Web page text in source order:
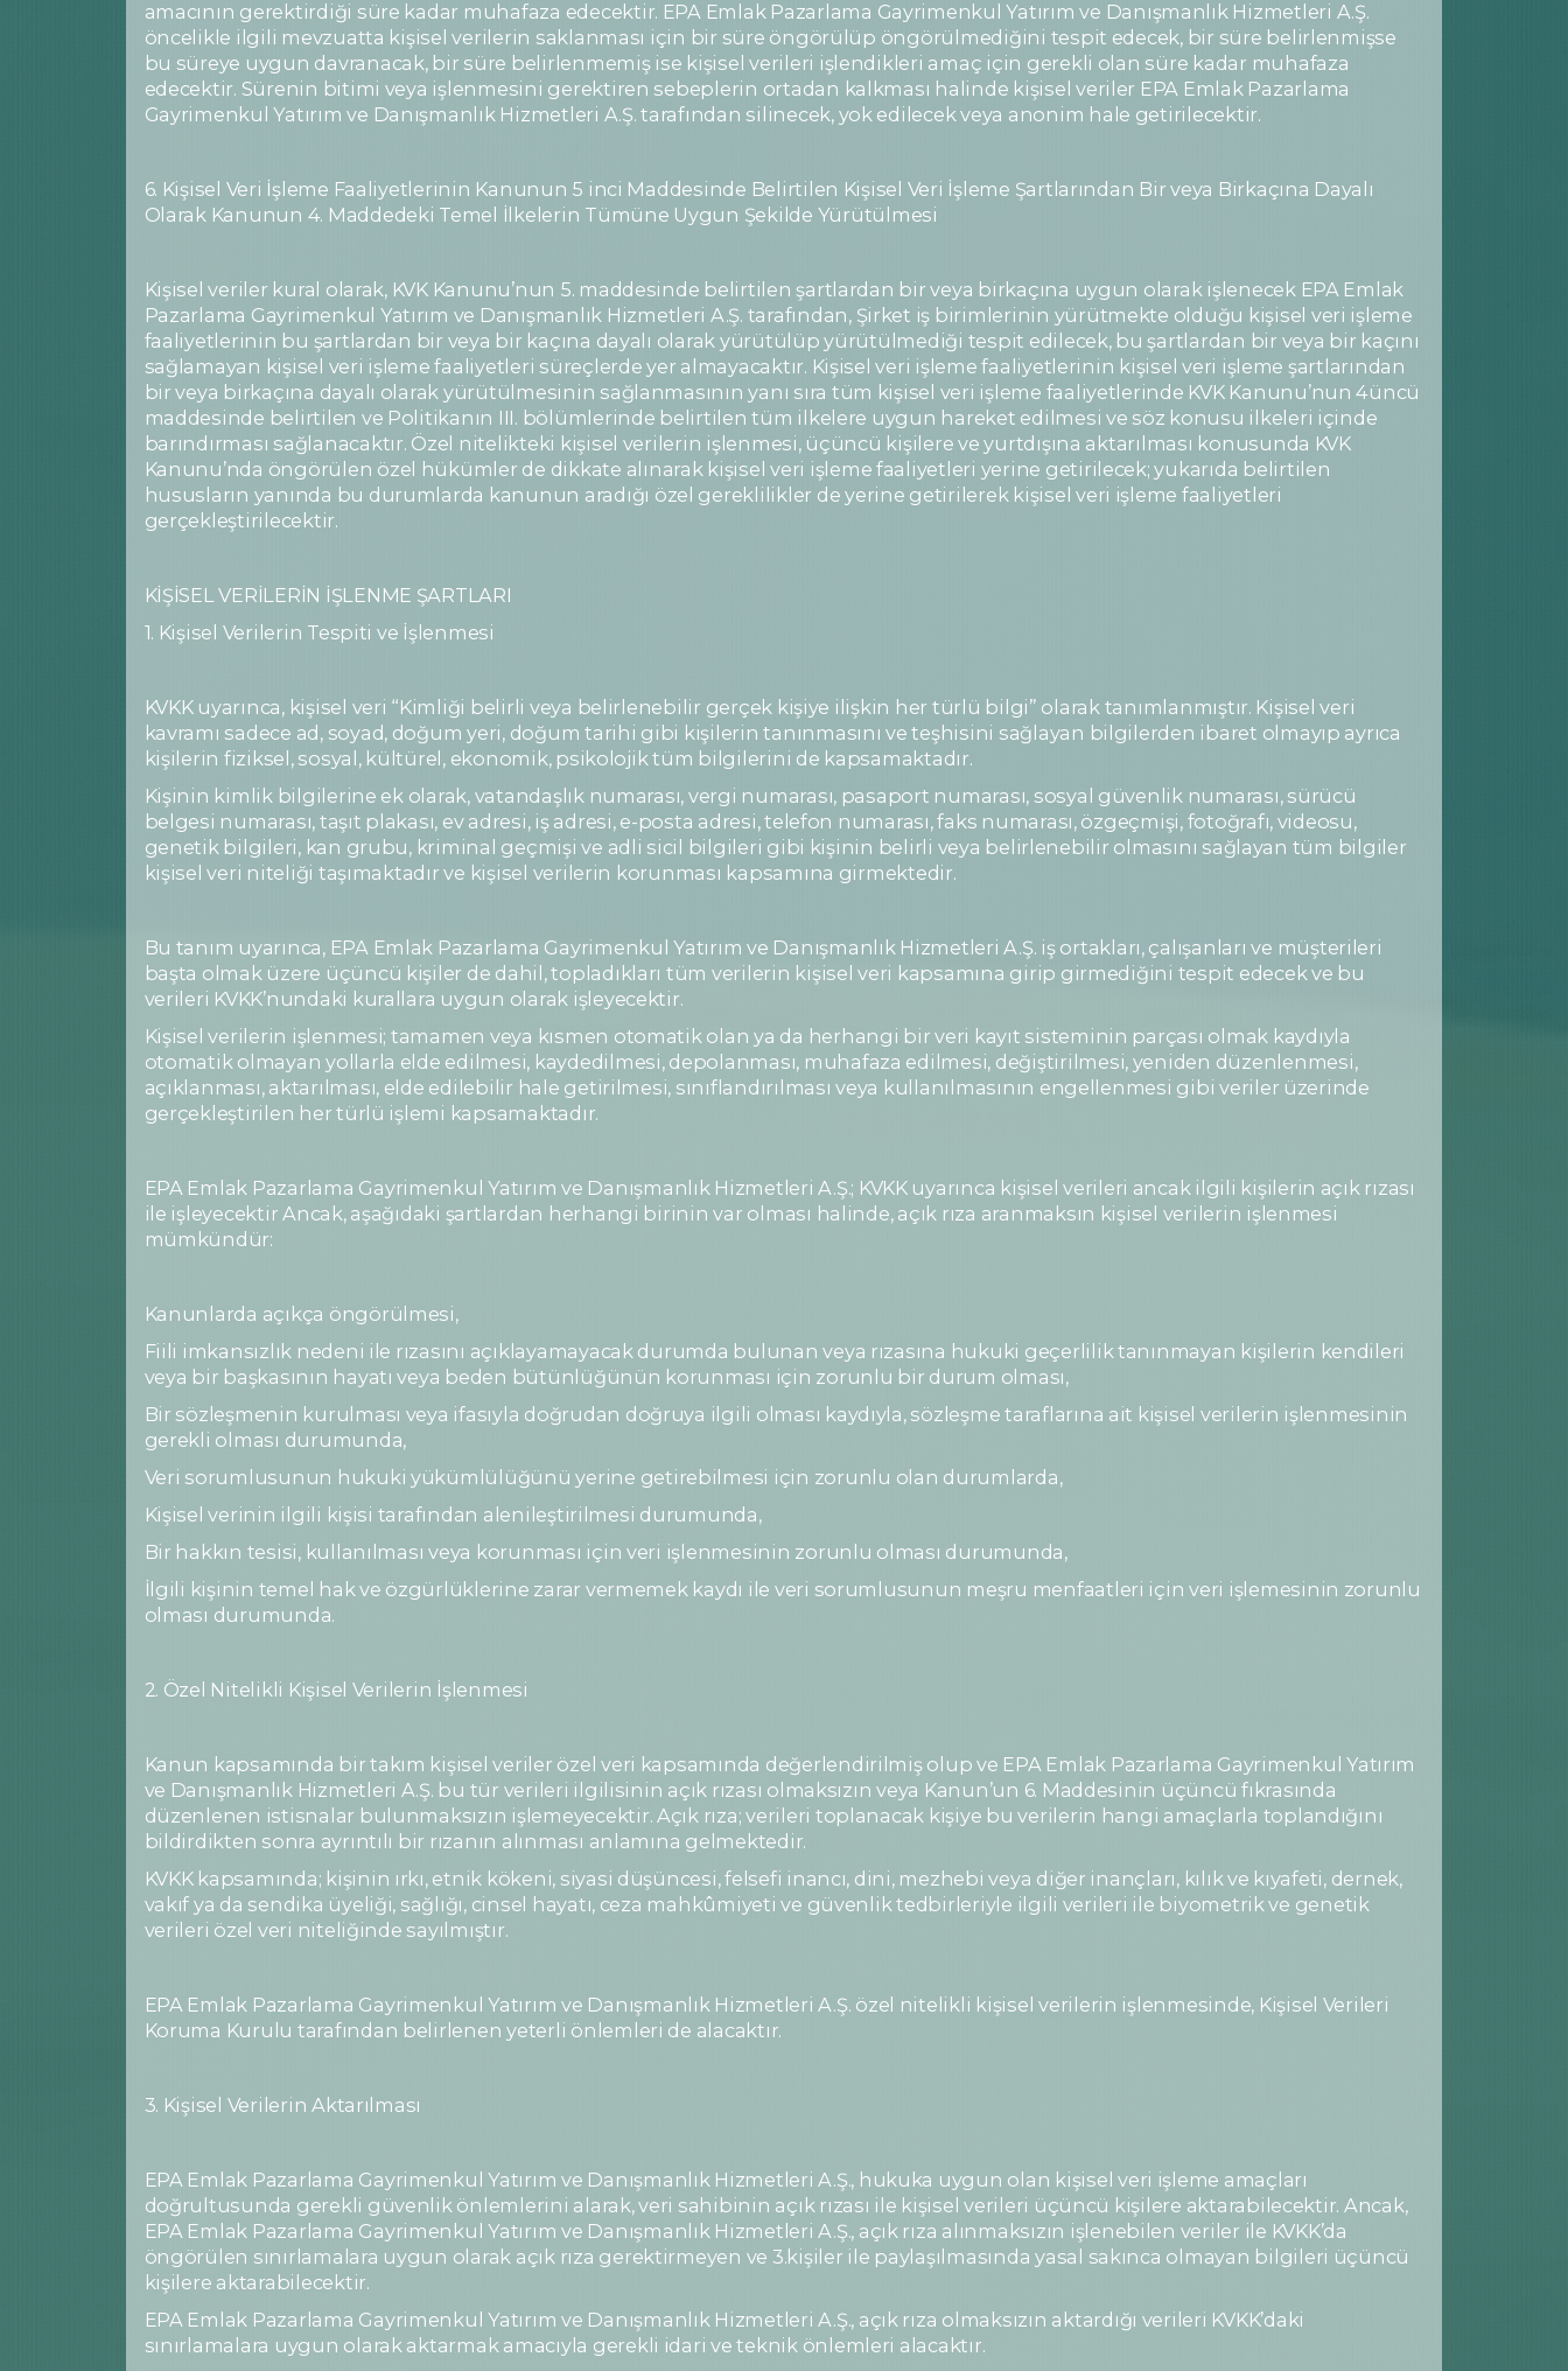
amacının gerektirdiği süre kadar muhafaza edecektir. EPA Emlak Pazarlama Gayrimenkul Yatırım ve Danışmanlık Hizmetleri A.Ş.
öncelikle ilgili mevzuatta kişisel verilerin saklanması için bir süre öngörülüp öngörülmediğini tespit edecek, bir süre belirlenmişse
bu süreye uygun davranacak, bir süre belirlenmemiş ise kişisel verileri işlendikleri amaç için gerekli olan süre kadar muhafaza
edecektir. Sürenin bitimi veya işlenmesini gerektiren sebeplerin ortadan kalkması halinde kişisel veriler EPA Emlak Pazarlama
Gayrimenkul Yatırım ve Danışmanlık Hizmetleri A.Ş. tarafından silinecek, yok edilecek veya anonim hale getirilecektir.
6. Kişisel Veri İşleme Faaliyetlerinin Kanunun 5 inci Maddesinde Belirtilen Kişisel Veri İşleme Şartlarından Bir veya Birkaçına Dayalı
Olarak Kanunun 4. Maddedeki Temel İlkelerin Tümüne Uygun Şekilde Yürütülmesi
Kişisel veriler kural olarak, KVK Kanunu’nun 5. maddesinde belirtilen şartlardan bir veya birkaçına uygun olarak işlenecek EPA Emlak
Pazarlama Gayrimenkul Yatırım ve Danışmanlık Hizmetleri A.Ş. tarafından, Şirket iş birimlerinin yürütmekte olduğu kişisel veri işleme
faaliyetlerinin bu şartlardan bir veya bir kaçına dayalı olarak yürütülüp yürütülmediği tespit edilecek, bu şartlardan bir veya bir kaçını
sağlamayan kişisel veri işleme faaliyetleri süreçlerde yer almayacaktır. Kişisel veri işleme faaliyetlerinin kişisel veri işleme şartlarından
bir veya birkaçına dayalı olarak yürütülmesinin sağlanmasının yanı sıra tüm kişisel veri işleme faaliyetlerinde KVK Kanunu’nun 4üncü
maddesinde belirtilen ve Politikanın III. bölümlerinde belirtilen tüm ilkelere uygun hareket edilmesi ve söz konusu ilkeleri içinde
barındırması sağlanacaktır. Özel nitelikteki kişisel verilerin işlenmesi, üçüncü kişilere ve yurtdışına aktarılması konusunda KVK
Kanunu’nda öngörülen özel hükümler de dikkate alınarak kişisel veri işleme faaliyetleri yerine getirilecek; yukarıda belirtilen
hususların yanında bu durumlarda kanunun aradığı özel gereklilikler de yerine getirilerek kişisel veri işleme faaliyetleri
gerçekleştirilecektir.
KİŞİSEL VERİLERİN İŞLENME ŞARTLARI
1. Kişisel Verilerin Tespiti ve İşlenmesi
KVKK uyarınca, kişisel veri “Kimliği belirli veya belirlenebilir gerçek kişiye ilişkin her türlü bilgi” olarak tanımlanmıştır. Kişisel veri
kavramı sadece ad, soyad, doğum yeri, doğum tarihi gibi kişilerin tanınmasını ve teşhisini sağlayan bilgilerden ibaret olmayıp ayrıca
kişilerin fiziksel, sosyal, kültürel, ekonomik, psikolojik tüm bilgilerini de kapsamaktadır.
Kişinin kimlik bilgilerine ek olarak, vatandaşlık numarası, vergi numarası, pasaport numarası, sosyal güvenlik numarası, sürücü
belgesi numarası, taşıt plakası, ev adresi, iş adresi, e-posta adresi, telefon numarası, faks numarası, özgeçmişi, fotoğrafı, videosu,
genetik bilgileri, kan grubu, kriminal geçmişi ve adli sicil bilgileri gibi kişinin belirli veya belirlenebilir olmasını sağlayan tüm bilgiler
kişisel veri niteliği taşımaktadır ve kişisel verilerin korunması kapsamına girmektedir.
Bu tanım uyarınca, EPA Emlak Pazarlama Gayrimenkul Yatırım ve Danışmanlık Hizmetleri A.Ş. iş ortakları, çalışanları ve müşterileri
başta olmak üzere üçüncü kişiler de dahil, topladıkları tüm verilerin kişisel veri kapsamına girip girmediğini tespit edecek ve bu
verileri KVKK’nundaki kurallara uygun olarak işleyecektir.
Kişisel verilerin işlenmesi; tamamen veya kısmen otomatik olan ya da herhangi bir veri kayıt sisteminin parçası olmak kaydıyla
otomatik olmayan yollarla elde edilmesi, kaydedilmesi, depolanması, muhafaza edilmesi, değiştirilmesi, yeniden düzenlenmesi,
açıklanması, aktarılması, elde edilebilir hale getirilmesi, sınıflandırılması veya kullanılmasının engellenmesi gibi veriler üzerinde
gerçekleştirilen her türlü işlemi kapsamaktadır.
EPA Emlak Pazarlama Gayrimenkul Yatırım ve Danışmanlık Hizmetleri A.Ş.; KVKK uyarınca kişisel verileri ancak ilgili kişilerin açık rızası
ile işleyecektir Ancak, aşağıdaki şartlardan herhangi birinin var olması halinde, açık rıza aranmaksın kişisel verilerin işlenmesi
mümkündür:
Kanunlarda açıkça öngörülmesi,
Fiili imkansızlık nedeni ile rızasını açıklayamayacak durumda bulunan veya rızasına hukuki geçerlilik tanınmayan kişilerin kendileri
veya bir başkasının hayatı veya beden bütünlüğünün korunması için zorunlu bir durum olması,
Bir sözleşmenin kurulması veya ifasıyla doğrudan doğruya ilgili olması kaydıyla, sözleşme taraflarına ait kişisel verilerin işlenmesinin
gerekli olması durumunda,
Veri sorumlusunun hukuki yükümlülüğünü yerine getirebilmesi için zorunlu olan durumlarda,
Kişisel verinin ilgili kişisi tarafından alenileştirilmesi durumunda,
Bir hakkın tesisi, kullanılması veya korunması için veri işlenmesinin zorunlu olması durumunda,
İlgili kişinin temel hak ve özgürlüklerine zarar vermemek kaydı ile veri sorumlusunun meşru menfaatleri için veri işlemesinin zorunlu
olması durumunda.
2. Özel Nitelikli Kişisel Verilerin İşlenmesi
Kanun kapsamında bir takım kişisel veriler özel veri kapsamında değerlendirilmiş olup ve EPA Emlak Pazarlama Gayrimenkul Yatırım
ve Danışmanlık Hizmetleri A.Ş. bu tür verileri ilgilisinin açık rızası olmaksızın veya Kanun’un 6. Maddesinin üçüncü fıkrasında
düzenlenen istisnalar bulunmaksızın işlemeyecektir. Açık rıza; verileri toplanacak kişiye bu verilerin hangi amaçlarla toplandığını
bildirdikten sonra ayrıntılı bir rızanın alınması anlamına gelmektedir.
KVKK kapsamında; kişinin ırkı, etnik kökeni, siyasi düşüncesi, felsefi inancı, dini, mezhebi veya diğer inançları, kılık ve kıyafeti, dernek,
vakıf ya da sendika üyeliği, sağlığı, cinsel hayatı, ceza mahkûmiyeti ve güvenlik tedbirleriyle ilgili verileri ile biyometrik ve genetik
verileri özel veri niteliğinde sayılmıştır.
EPA Emlak Pazarlama Gayrimenkul Yatırım ve Danışmanlık Hizmetleri A.Ş. özel nitelikli kişisel verilerin işlenmesinde, Kişisel Verileri
Koruma Kurulu tarafından belirlenen yeterli önlemleri de alacaktır.
3. Kişisel Verilerin Aktarılması
EPA Emlak Pazarlama Gayrimenkul Yatırım ve Danışmanlık Hizmetleri A.Ş., hukuka uygun olan kişisel veri işleme amaçları
doğrultusunda gerekli güvenlik önlemlerini alarak, veri sahibinin açık rızası ile kişisel verileri üçüncü kişilere aktarabilecektir. Ancak,
EPA Emlak Pazarlama Gayrimenkul Yatırım ve Danışmanlık Hizmetleri A.Ş., açık rıza alınmaksızın işlenebilen veriler ile KVKK’da
öngörülen sınırlamalara uygun olarak açık rıza gerektirmeyen ve 3.kişiler ile paylaşılmasında yasal sakınca olmayan bilgileri üçüncü
kişilere aktarabilecektir.
EPA Emlak Pazarlama Gayrimenkul Yatırım ve Danışmanlık Hizmetleri A.Ş., açık rıza olmaksızın aktardığı verileri KVKK’daki
sınırlamalara uygun olarak aktarmak amacıyla gerekli idari ve teknik önlemleri alacaktır.